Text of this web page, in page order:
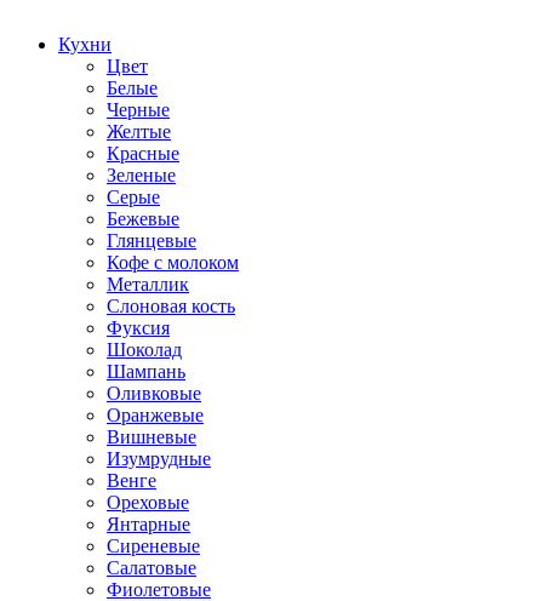
Кухни
Цвет
Белые
Черные
Желтые
Красные
Зеленые
Серые
Бежевые
Глянцевые
Кофе с молоком
Металлик
Слоновая кость
Фуксия
Шоколад
Шампань
Оливковые
Оранжевые
Вишневые
Изумрудные
Венге
Ореховые
Янтарные
Сиреневые
Салатовые
Фиолетовые